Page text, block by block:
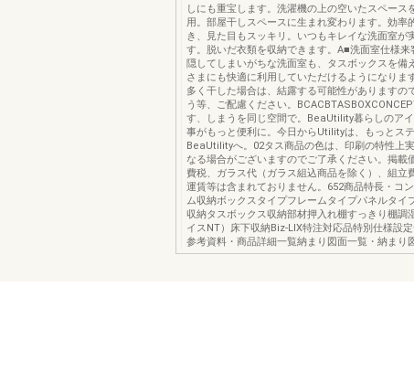
しにも重宝します。洗濯機の上の空いたスペース
用。部屋干しスペースに生まれ変わります。効率
き、見た目もスッキリ。いつもキレイな洗面室が
す。脱いだ衣類を収納できます。A■洗面室仕様来
隠してしまいがちな洗面室も、タスボックスを備
さまにも快適に利用していただけるようになりま
多く干した場合は、結露する可能性がありますの
う等、ご配慮ください。
す、しまうを同じ空間で。BeaUtility暮らしのア
事がもっと便利に。今日からUtilityは、もっとス
BeaUtilityへ。02タス商品の色は、印刷の特性上
なる場合がございますのでご了承ください。掲載
費税、ガラス代（ガラス組込商品を除く）、組立
運賃等は含まれておりません。652商品特長・コ
ム収納ボックスタイプフレームタイプパネルタイ
収納タスボックス収納部材押入れ棚すっきり棚調
イスNT）床下収納Biz-LIX特注対応品特別仕様設
参考資料・商品詳細一覧納まり図面一覧・納まり